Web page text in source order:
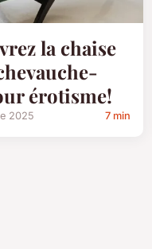
la chaise
érotisme!
2025 7 min